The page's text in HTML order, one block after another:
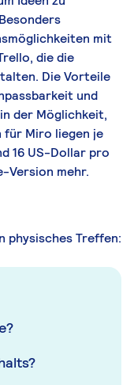
mit
die die
Die Vorteile
und
der Möglichkeit,
für Miro liegen je
16 US-Dollar pro
Version mehr.
physisches Treffen: